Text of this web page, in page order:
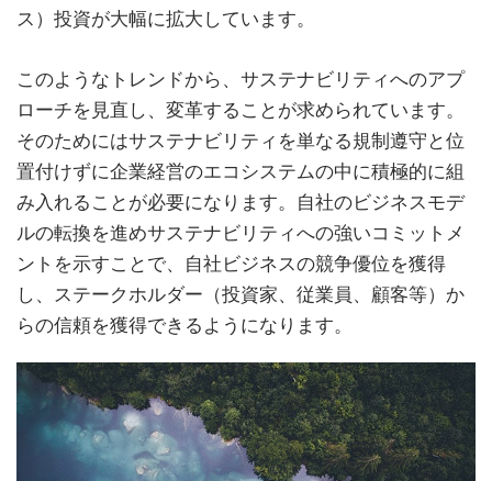
ス）投資が大幅に拡大しています。
このようなトレンドから、サステナビリティへのアプ
ローチを見直し、変革することが求められています。
そのためにはサステナビリティを単なる規制遵守と位
置付けずに企業経営のエコシステムの中に積極的に組
み入れることが必要になります。自社のビジネスモデ
ルの転換を進めサステナビリティへの強いコミットメ
ントを示すことで、自社ビジネスの競争優位を獲得
し、ステークホルダー（投資家、従業員、顧客等）か
らの信頼を獲得できるようになります。